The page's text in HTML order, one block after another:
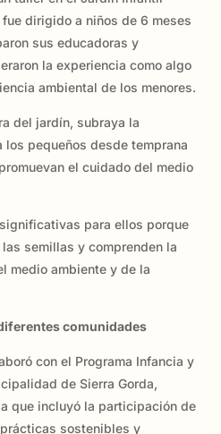
fue dirigido a niños de 6 meses
sus educadoras y
la experiencia como algo
ambiental de los menores.
del jardín, subraya la
pequeños desde temprana
el cuidado del medio
para ellos porque
semillas y comprenden la
medio ambiente y de la
comunidades
con el Programa Infancia y
de Sierra Gorda,
que incluyó la participación de
sostenibles y